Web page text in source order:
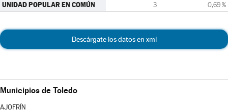
UNIDAD POPULAR EN COMÚN 3 0,69 %
Descárgate los datos en xml
Municipios de Toledo
AJOFRÍN